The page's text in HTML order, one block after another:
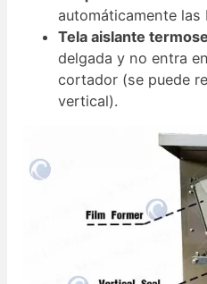
automáticamente
Tela aislante
delgada y no entra
cortador (se puede
vertical).